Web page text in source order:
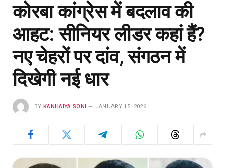
कोरबा कांग्रेस में बदलाव की
आहट: सीनियर लीडर कहां हैं?
नए चेहरों पर दांव, संगठन में
दिखेगी नई धार
BY KANHAIYA SONI JANUARY 15, 2026